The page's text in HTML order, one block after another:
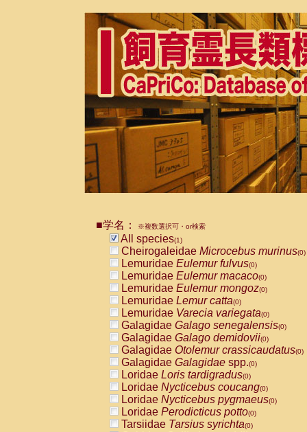
■学名： ※複数選択可・or検索
All species(1)
Cheirogaleidae Microcebus murinus(0)
Lemuridae Eulemur fulvus(0)
Lemuridae Eulemur macaco(0)
Lemuridae Eulemur mongoz(0)
Lemuridae Lemur catta(0)
Lemuridae Varecia variegata(0)
Galagidae Galago senegalensis(0)
Galagidae Galago demidovii(0)
Galagidae Otolemur crassicaudatus(0)
Galagidae Galagidae spp.(0)
Loridae Loris tardigradus(0)
Loridae Nycticebus coucang(0)
Loridae Nycticebus pygmaeus(0)
Loridae Perodicticus potto(0)
Tarsiidae Tarsius syrichta(0)